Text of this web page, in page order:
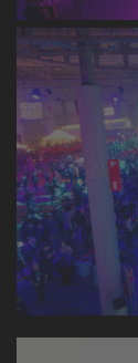
IBTM
The most